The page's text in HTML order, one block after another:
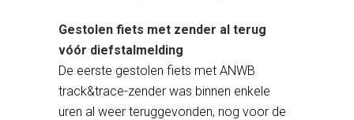
Gestolen fiets met zender al terug
vóór diefstalmelding
De eerste gestolen fiets met ANWB
track&trace-zender was binnen enkele
uren al weer teruggevonden, nog voor de